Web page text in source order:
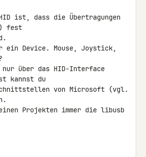
ist, dass die Übertragungen
fest
ein Device. Mouse, Joystick,
über das HID-Interface
kannst du
von Microsoft (vgl.
Projekten immer die libusb